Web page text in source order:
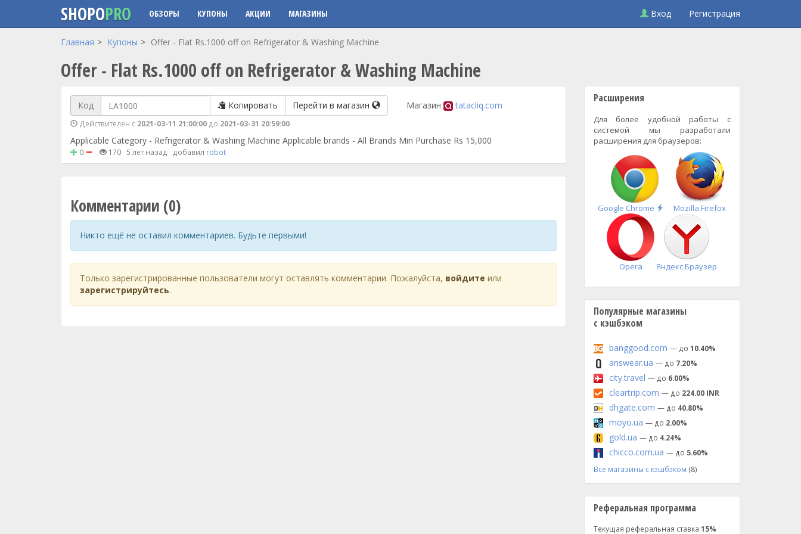
Перейти к основному содержанию
SHOPOPRO ОБЗОРЫ КУПОНЫ АКЦИИ МАГАЗИНЫ Вход Регистрация
Главная Купоны Offer - Flat Rs.1000 off on Refrigerator & Washing Machine
Offer - Flat Rs.1000 off on Refrigerator & Washing Machine
Код Копировать Перейти в магазин
Действителен с 2021-03-11 21:00:00 до 2021-03-31 20:59:00
Магазин tatacliq.com
Applicable Category - Refrigerator & Washing Machine Applicable brands - All Brands Min Purchase Rs 15,000
0 170 5 лет назад добавил robot
Комментарии (0)
Никто ещё не оставил комментариев. Будьте первыми!
Только зарегистрированные пользователи могут оставлять комментарии. Пожалуйста, войдите или
зарегистрируйтесь.
Расширения
Для более удобной работы с
системой мы разработали
расширения для браузеров:
Google Chrome
Быстрая
установка
Mozilla Firefox
Opera Яндекс.Браузер
Популярные магазины
с кэшбэком
banggood.com — до 10.40%
answear.ua — до 7.20%
city.travel — до 6.00%
cleartrip.com — до 224.00 INR
dhgate.com — до 40.80%
moyo.ua — до 2.00%
gold.ua — до 4.24%
chicco.com.ua — до 5.60%
Все магазины с кэшбэком (8)
Реферальная программа
Текущая реферальная ставка 15%